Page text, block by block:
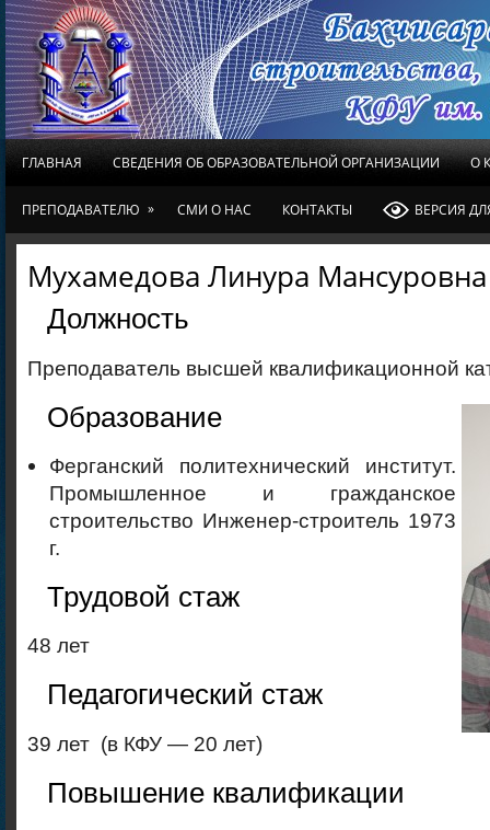
ГЛАВНАЯ СВЕДЕНИЯ ОБ ОБРАЗОВАТЕЛЬНОЙ ОРГАНИЗАЦИИ О
ПРЕПОДАВАТЕЛЮ » СМИ О НАС КОНТАКТЫ ВЕРСИЯ
Мухамедова Линура Мансуровна
Должность
Преподаватель высшей квалификационной
Образование
Ферганский политехнический институт.
Промышленное и гражданское
строительство Инженер-строитель 1973
г.
Трудовой стаж
48 лет
Педагогический стаж
39 лет (в КФУ — 20 лет)
Повышение квалификации